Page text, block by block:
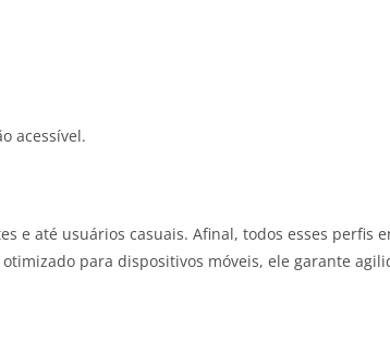
acessível.
e até usuários casuais. Afinal, todos esses perfis
para dispositivos móveis, ele garante